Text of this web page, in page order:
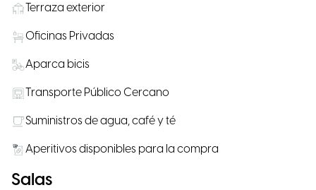
Terraza exterior
Oficinas Privadas
Aparca bicis
Transporte Público Cercano
Suministros de agua, café y té
Aperitivos disponibles para la compra
Salas